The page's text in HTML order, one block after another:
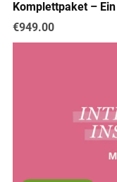
Komplettpaket –
€949.00